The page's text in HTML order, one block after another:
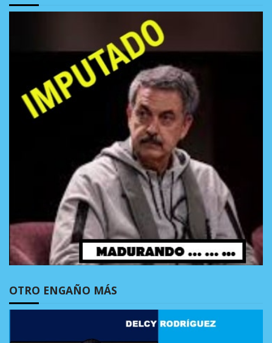
OTRO ENGAÑO MÁS